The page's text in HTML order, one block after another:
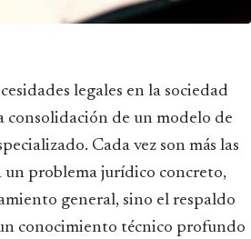
consolidación de un modelo de
Cada vez son más las
un problema jurídico concreto,
general, sino el respaldo
conocimiento técnico profundo